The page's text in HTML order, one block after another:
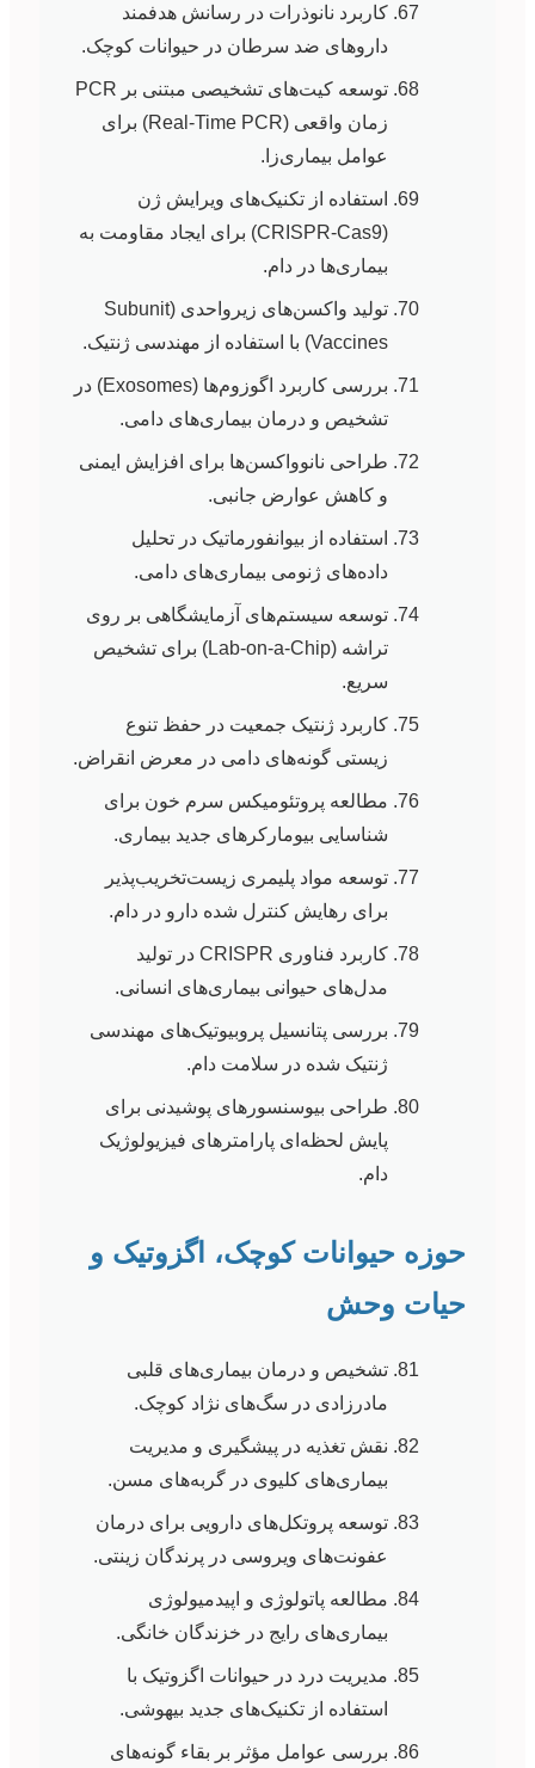
کاربرد نانوذرات در رسانش هدفمند
داروهای ضد سرطان در حیوانات کوچک.
توسعه کیت‌های تشخیصی مبتنی بر PCR
زمان واقعی (Real-Time PCR) برای
عوامل بیماری‌زا.
استفاده از تکنیک‌های ویرایش ژن
(CRISPR-Cas9) برای ایجاد مقاومت به
بیماری‌ها در دام.
تولید واکسن‌های زیرواحدی (Subunit
Vaccines) با استفاده از مهندسی ژنتیک.
بررسی کاربرد اگوزوم‌ها (Exosomes) در
تشخیص و درمان بیماری‌های دامی.
طراحی نانوواکسن‌ها برای افزایش ایمنی
و کاهش عوارض جانبی.
استفاده از بیوانفورماتیک در تحلیل
داده‌های ژنومی بیماری‌های دامی.
توسعه سیستم‌های آزمایشگاهی بر روی
تراشه (Lab-on-a-Chip) برای تشخیص
سریع.
کاربرد ژنتیک جمعیت در حفظ تنوع
زیستی گونه‌های دامی در معرض انقراض.
مطالعه پروتئومیکس سرم خون برای
شناسایی بیومارکرهای جدید بیماری.
توسعه مواد پلیمری زیست‌تخریب‌پذیر
برای رهایش کنترل شده دارو در دام.
کاربرد فناوری CRISPR در تولید
مدل‌های حیوانی بیماری‌های انسانی.
بررسی پتانسیل پروبیوتیک‌های مهندسی
ژنتیک شده در سلامت دام.
طراحی بیوسنسورهای پوشیدنی برای
پایش لحظه‌ای پارامترهای فیزیولوژیک
دام.
حوزه حیوانات کوچک، اگزوتیک و
حیات وحش
تشخیص و درمان بیماری‌های قلبی
مادرزادی در سگ‌های نژاد کوچک.
نقش تغذیه در پیشگیری و مدیریت
بیماری‌های کلیوی در گربه‌های مسن.
توسعه پروتکل‌های دارویی برای درمان
عفونت‌های ویروسی در پرندگان زینتی.
مطالعه پاتولوژی و اپیدمیولوژی
بیماری‌های رایج در خزندگان خانگی.
مدیریت درد در حیوانات اگزوتیک با
استفاده از تکنیک‌های جدید بیهوشی.
بررسی عوامل مؤثر بر بقاء گونه‌های